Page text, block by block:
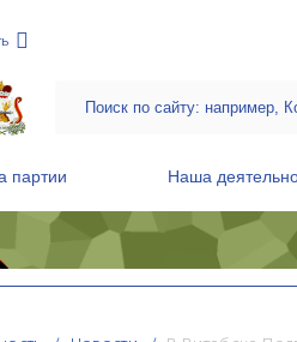
партии Наша